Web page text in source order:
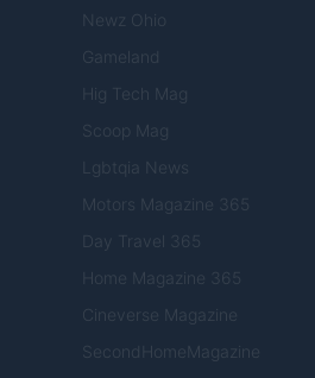
Newz Ohio
Gameland
Hig Tech Mag
Scoop Mag
Lgbtqia News
Motors Magazine 365
Day Travel 365
Home Magazine 365
Cineverse Magazine
SecondHomeMagazine